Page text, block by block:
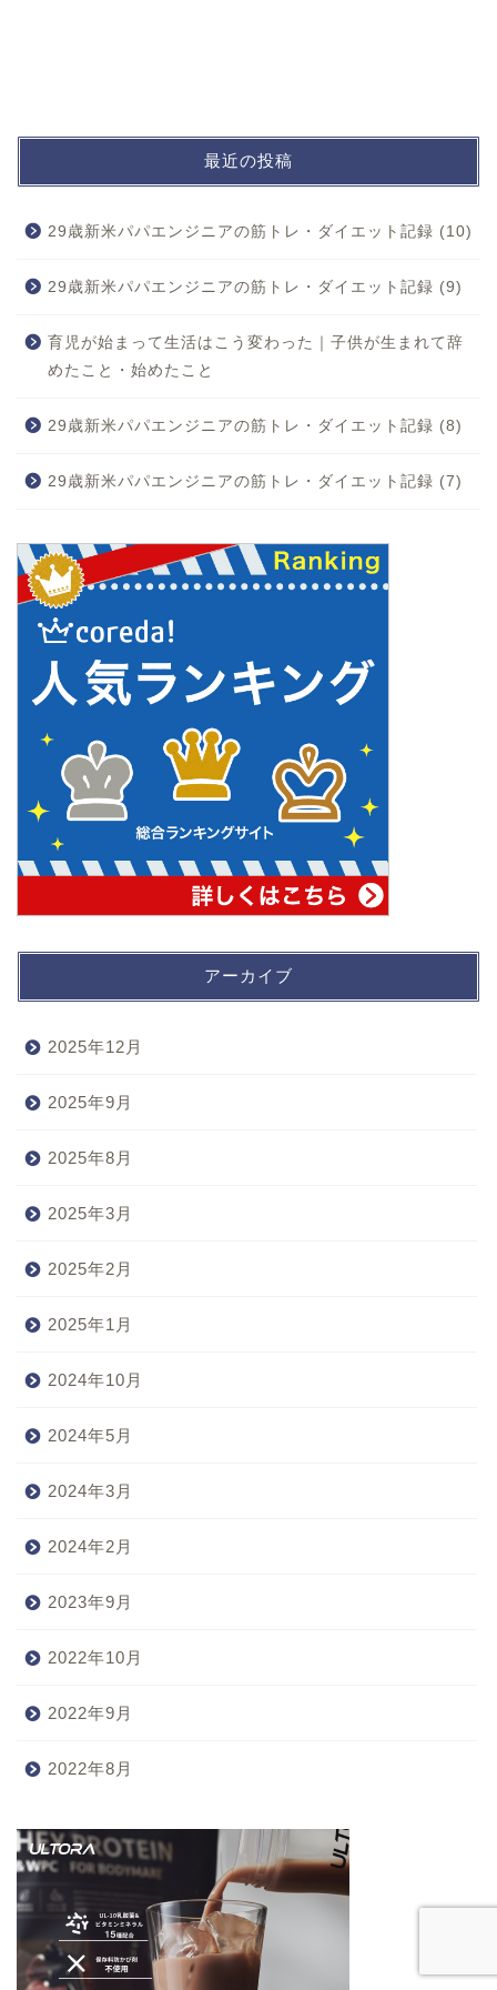
最近の投稿
29歳新米パパエンジニアの筋トレ・ダイエット記録 (10)
29歳新米パパエンジニアの筋トレ・ダイエット記録 (9)
育児が始まって生活はこう変わった｜子供が生まれて辞
めたこと・始めたこと
29歳新米パパエンジニアの筋トレ・ダイエット記録 (8)
29歳新米パパエンジニアの筋トレ・ダイエット記録 (7)
アーカイブ
2025年12月
2025年9月
2025年8月
2025年3月
2025年2月
2025年1月
2024年10月
2024年5月
2024年3月
2024年2月
2023年9月
2022年10月
2022年9月
2022年8月